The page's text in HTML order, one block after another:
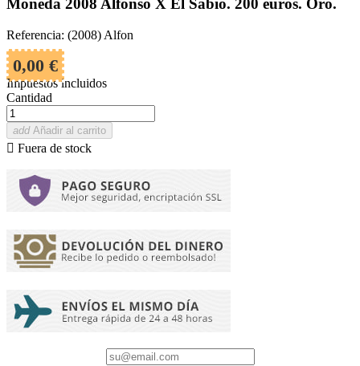
Moneda 2008 Alfonso X El Sabio. 200 euros. Oro.
Referencia: (2008) Alfon
0,00 €
Impuestos incluidos
Cantidad
add Añadir al carrito
 Fuera de stock